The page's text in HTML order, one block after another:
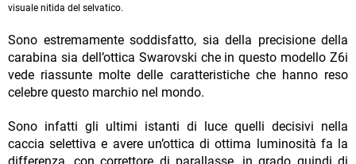
visuale nitida del selvatico.
Sono estremamente soddisfatto, sia della precisione della
carabina sia dell’ottica Swarovski che in questo modello Z6i
vede riassunte molte delle caratteristiche che hanno reso
celebre questo marchio nel mondo.
Sono infatti gli ultimi istanti di luce quelli decisivi nella
caccia selettiva e avere un’ottica di ottima luminosità fa la
differenza, con correttore di parallasse, in grado quindi di